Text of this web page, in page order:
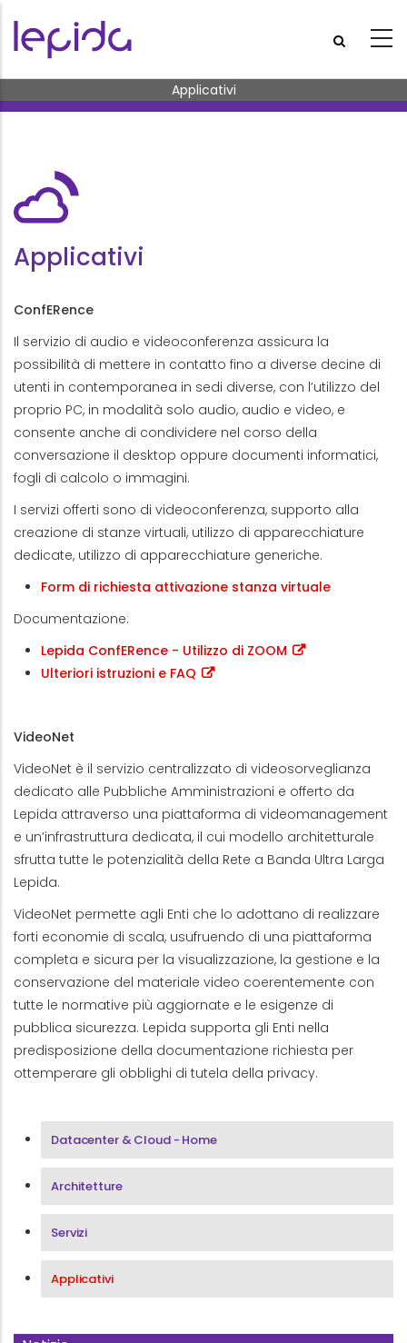
Briciole di pane
Applicativi
Applicativi
ConfERence
Il servizio di audio e videoconferenza assicura la
possibilità di mettere in contatto fino a diverse decine di
utenti in contemporanea in sedi diverse, con l’utilizzo del
proprio PC, in modalità solo audio, audio e video, e
consente anche di condividere nel corso della
conversazione il desktop oppure documenti informatici,
fogli di calcolo o immagini.
I servizi offerti sono di videoconferenza, supporto alla
creazione di stanze virtuali, utilizzo di apparecchiature
dedicate, utilizzo di apparecchiature generiche.
Form di richiesta attivazione stanza virtuale
Documentazione:
Lepida ConfERence - Utilizzo di ZOOM
Ulteriori istruzioni e FAQ
VideoNet
VideoNet è il servizio centralizzato di videosorveglianza
dedicato alle Pubbliche Amministrazioni e offerto da
Lepida attraverso una piattaforma di videomanagement
e un’infrastruttura dedicata, il cui modello architetturale
sfrutta tutte le potenzialità della Rete a Banda Ultra Larga
Lepida.
VideoNet permette agli Enti che lo adottano di realizzare
forti economie di scala, usufruendo di una piattaforma
completa e sicura per la visualizzazione, la gestione e la
conservazione del materiale video coerentemente con
tutte le normative più aggiornate e le esigenze di
pubblica sicurezza. Lepida supporta gli Enti nella
predisposizione della documentazione richiesta per
ottemperare gli obblighi di tutela della privacy.
Menu Area Datacenter & Cloud
Datacenter & Cloud - Home
Architetture
Servizi
Applicativi